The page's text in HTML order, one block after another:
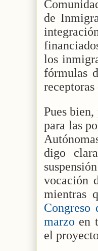
de
los
fórmulas
Pues
para las
digo
vocación
mientras
marzo en
el